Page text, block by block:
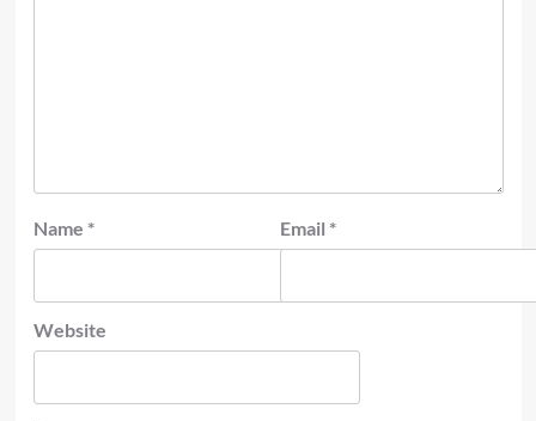
Name * Email *
Website